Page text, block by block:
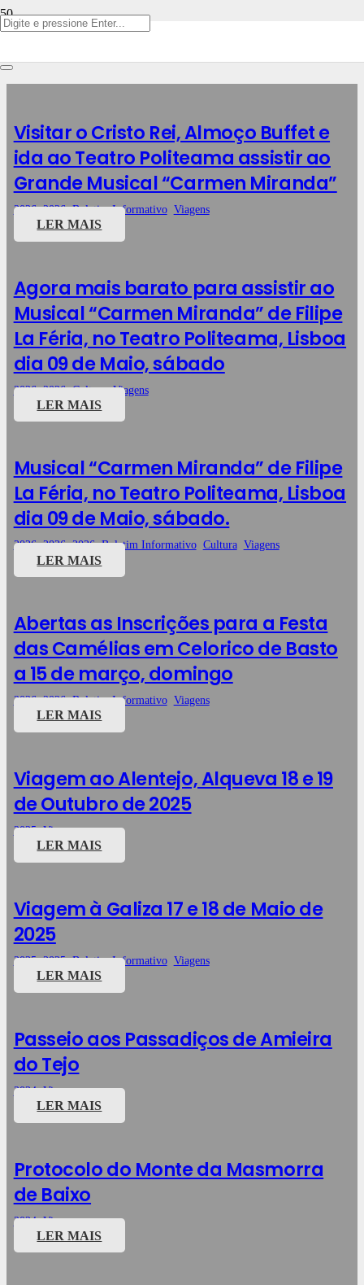
Visitar o Cristo Rei, Almoço Buffet e
ida ao Teatro Politeama assistir ao
Grande Musical “Carmen Miranda”
2026,2026,Boletim Informativo, Viagens
LER MAIS
Agora mais barato para assistir ao
Musical “Carmen Miranda” de Filipe
La Féria, no Teatro Politeama, Lisboa
dia 09 de Maio, sábado
2026,2026,Cultura,Viagens
LER MAIS
Musical “Carmen Miranda” de Filipe
La Féria, no Teatro Politeama, Lisboa
dia 09 de Maio, sábado.
2026,2026,2026,Boletim Informativo, Cultura, Viagens
LER MAIS
Abertas as Inscrições para a Festa
das Camélias em Celorico de Basto
a 15 de março, domingo
2026,2026,Boletim Informativo, Viagens
LER MAIS
Viagem ao Alentejo, Alqueva 18 e 19
de Outubro de 2025
2025,Viagens
LER MAIS
Viagem à Galiza 17 e 18 de Maio de
2025
2025,2025,Boletim Informativo, Viagens
LER MAIS
Passeio aos Passadiços de Amieira
do Tejo
2024,Viagens
LER MAIS
Protocolo do Monte da Masmorra
de Baixo
2024,Viagens
LER MAIS